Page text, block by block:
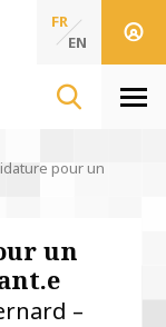
& de
FR
EN
pour un
un
–